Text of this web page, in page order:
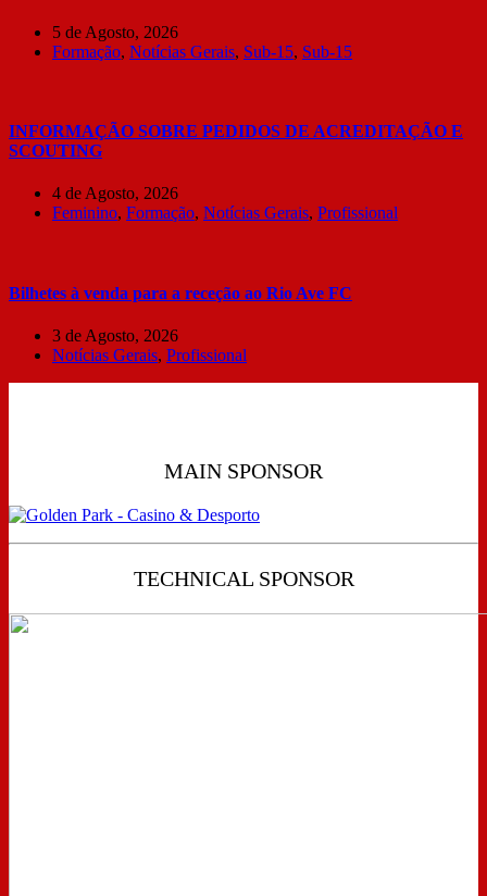
5 de Agosto, 2026
Formação, Notícias Gerais, Sub-15, Sub-15
INFORMAÇÃO SOBRE PEDIDOS DE ACREDITAÇÃO E
SCOUTING
4 de Agosto, 2026
Feminino, Formação, Notícias Gerais, Profissional
Bilhetes à venda para a receção ao Rio Ave FC
3 de Agosto, 2026
Notícias Gerais, Profissional
MAIN SPONSOR
TECHNICAL SPONSOR